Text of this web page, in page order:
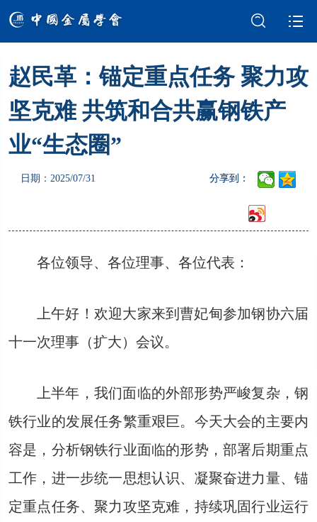
学会介绍 新闻中心
学术交流
科技奖励
赵民革：锚定重点任务 聚力攻
坚克难 共筑和合共赢钢铁产
业“生态圈”
日期：2025/07/31 分享到：
各位领导、各位理事、各位代表：
上午好！欢迎大家来到曹妃甸参加钢协六届
十一次理事（扩大）会议。
上半年，我们面临的外部形势严峻复杂，钢
铁行业的发展任务繁重艰巨。今天大会的主要内
容是，分析钢铁行业面临的形势，部署后期重点
工作，进一步统一思想认识、凝聚奋进力量、锚
定重点任务、聚力攻坚克难，持续巩固行业运行